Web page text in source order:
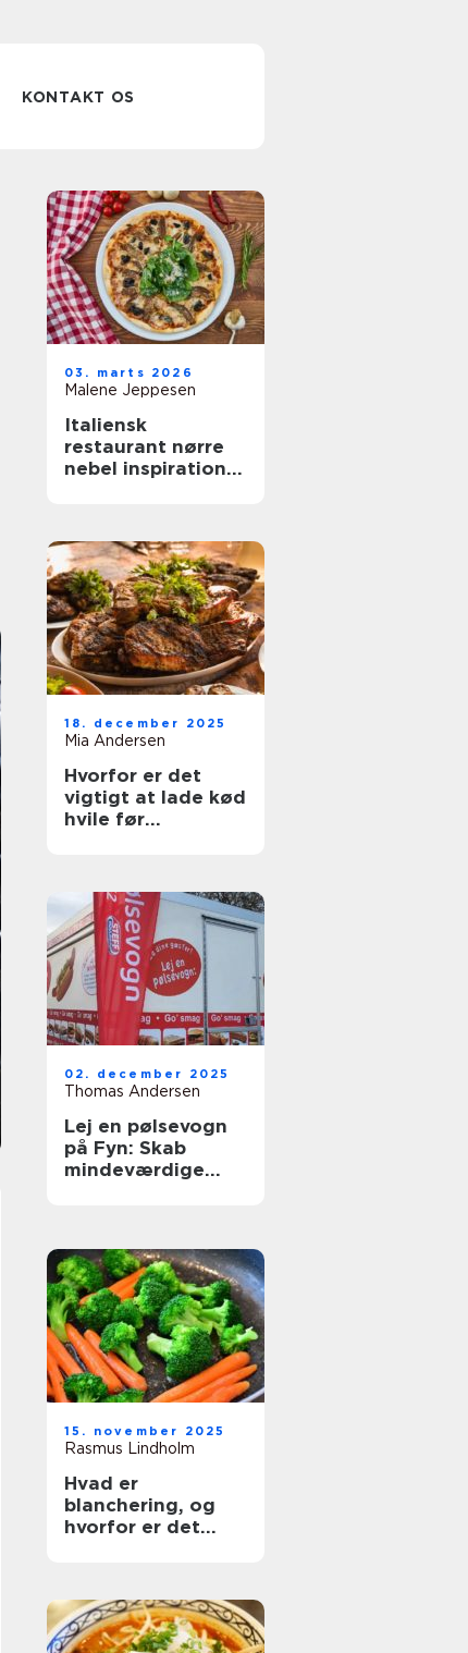
KONTAKT OS
03. marts 2026
Malene Jeppesen
Italiensk
restaurant nørre
nebel inspiration
18. december 2025
Mia Andersen
Hvorfor er det
vigtigt at lade kød
hvile før
02. december 2025
Thomas Andersen
Lej en pølsevogn
på Fyn: Skab
mindeværdige
15. november 2025
Rasmus Lindholm
Hvad er
blanchering, og
hvorfor er det